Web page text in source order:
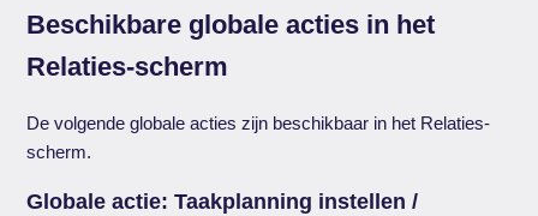
Beschikbare globale acties in het
Relaties-scherm
De volgende globale acties zijn beschikbaar in het Relaties-
scherm.
Globale actie: Taakplanning instellen /